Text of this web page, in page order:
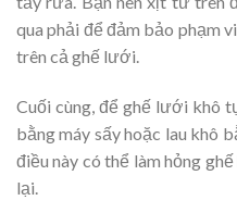
qua phải để đảm bảo phạm
trên cả ghế lưới.
Cuối cùng, để ghế lưới khô
bằng máy sấy hoặc lau khô
điều này có thể làm hỏng
lại.